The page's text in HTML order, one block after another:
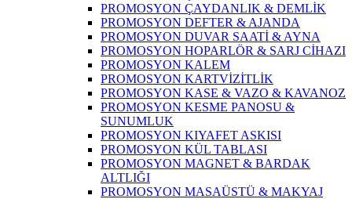
PROMOSYON ÇAYDANLIK & DEMLİK
PROMOSYON DEFTER & AJANDA
PROMOSYON DUVAR SAATİ & AYNA
PROMOSYON HOPARLÖR & SARJ CİHAZI
PROMOSYON KALEM
PROMOSYON KARTVİZİTLİK
PROMOSYON KASE & VAZO & KAVANOZ
PROMOSYON KESME PANOSU &
SUNUMLUK
PROMOSYON KIYAFET ASKISI
PROMOSYON KÜL TABLASI
PROMOSYON MAGNET & BARDAK
ALTLIĞI
PROMOSYON MASAÜSTÜ & MAKYAJ